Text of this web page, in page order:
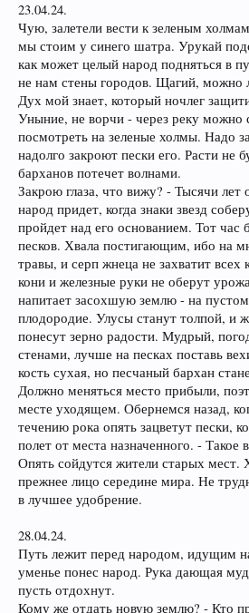
23.04.24.
Чую, залетели вести к зеленым
мы стоим у синего шатра. Урукай
как может целый народ подняться в
не нам стены городов. Щагий, можно
Дух мой знает, который ночлег
Уныние, не ворчи - через реку можно
посмотреть на зеленые холмы. Надо
надолго закроют пески его. Расти не
барханов потечет волнами.
Закрою глаза, что вижу? - Тысячи
народ придет, когда знаки звезд
пройдет над его основанием. Тот час
песков. Хвала постигающим, ибо на
травы, и серп жнеца не захватит всех
кони и железные руки не оберут
напитает засохшую землю - на
плодородие. Улусы станут толпой, и
понесут зерно радости. Мудрый,
стенами, лучше на песках поставь
кость сухая, но песчаный бархан
Должно меняться место прибыли,
месте уходящем. Обернемся назад,
течению рока опять зацветут пески,
полет от места назначенного. -
Опять сойдутся жители старых мест.
прежнее лицо середине мира. Не
в лучшее удобрение.
28.04.24.
Путь лежит перед народом, идущим
уменье понес народ. Рука дающая
пусть отдохнут.
Кому же отдать новую землю? - Кто